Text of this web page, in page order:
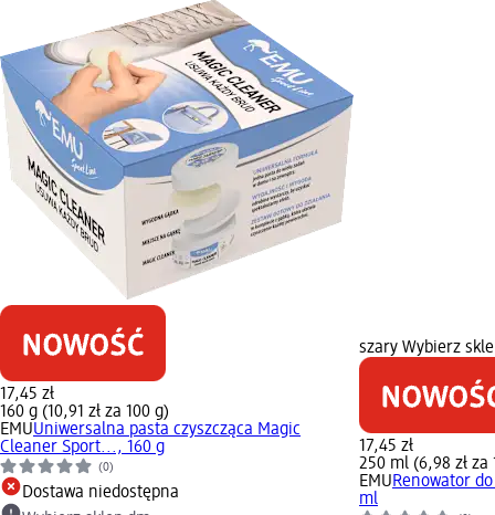
17,45 zł
160 g (10,91 zł za 100 g)
EMUUniwersalna pasta czyszcząca Magic
Cleaner Sport..., 160 g
(0)
Dostawa niedostępna
szary Wybierz
17,45 zł
250 ml (6,98 zł za
EMURenowator
ml